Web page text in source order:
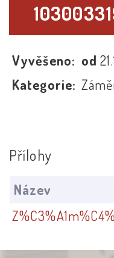
Vyvěšeno: od
Kategorie:
Přílohy
Název